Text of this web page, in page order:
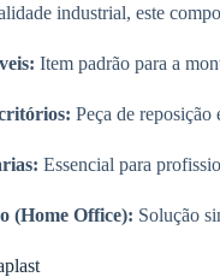
industrial, este
Item padrão para a
Peça de reposição
Essencial para
(Home Office): Solução